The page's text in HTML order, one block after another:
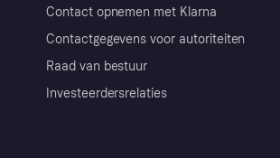
Contact opnemen met Klarna
Contactgegevens voor autoriteiten
Raad van bestuur
Investeerdersrelaties